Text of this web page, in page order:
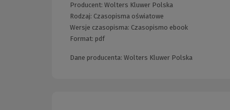
Producent: Wolters Kluwer Polska
Rodzaj: Czasopisma oświatowe
Wersje czasopisma: Czasopismo ebook
Format: pdf
Dane producenta: Wolters Kluwer Polska